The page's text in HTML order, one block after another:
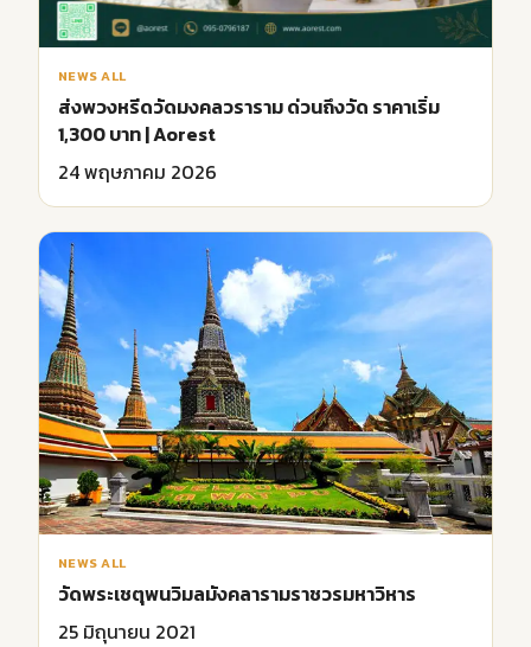
NEWS ALL
ส่งพวงหรีดวัดมงคลวราราม ด่วนถึงวัด ราคาเริ่ม
1,300 บาท | Aorest
24 พฤษภาคม 2026
NEWS ALL
วัดพระเชตุพนวิมลมังคลารามราชวรมหาวิหาร
25 มิถุนายน 2021